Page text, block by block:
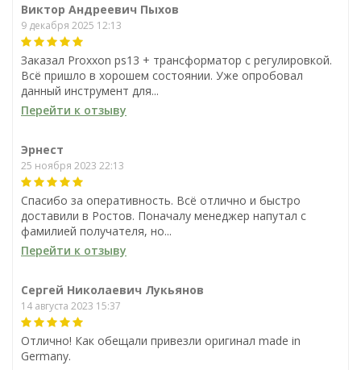
Шлифовальные диски для
Proxxon TSG 250/E, корунд,
Ø250 мм, зернистость 150, 5
штук
2 878₽
0
В наличии
Самоклеющаяся
силиконовая пленка для
1 482
0
В корзину
В наличии
В корзину
Виктор Андреевич Пыхов
9 декабря 2025 12:13
Заказал Proxxon ps13 + трансформатор с регулировкой.
Всё пришло в хорошем состоянии. Уже опробовал
данный инструмент для...
Перейти к отзыву
Эрнест
25 ноября 2023 22:13
Спасибо за оперативность. Всё отлично и быстро
доставили в Ростов. Поначалу менеджер напутал с
фамилией получателя, но...
Перейти к отзыву
Сергей Николаевич Лукьянов
14 августа 2023 15:37
Отлично! Как обещали привезли оригинал made in
Germany.